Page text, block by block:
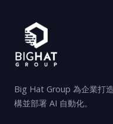
Big Hat Group 為企業打
構並部署 AI 自動化。